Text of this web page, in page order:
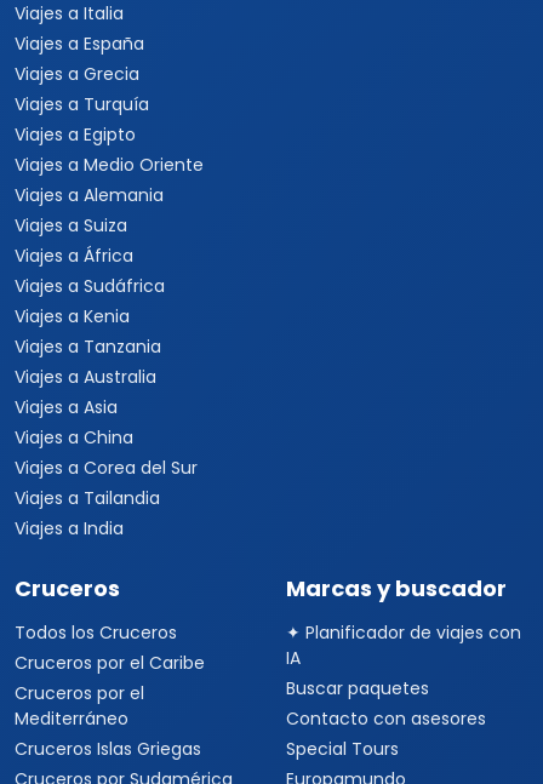
Viajes a Italia
Viajes a España
Viajes a Grecia
Viajes a Turquía
Viajes a Egipto
Viajes a Medio Oriente
Viajes a Alemania
Viajes a Suiza
Viajes a África
Viajes a Sudáfrica
Viajes a Kenia
Viajes a Tanzania
Viajes a Australia
Viajes a Asia
Viajes a China
Viajes a Corea del Sur
Viajes a Tailandia
Viajes a India
Cruceros
Todos los Cruceros
Cruceros por el Caribe
Cruceros por el
Mediterráneo
Cruceros Islas Griegas
Cruceros por Sudamérica
Marcas y buscador
✦ Planificador de viajes con
IA
Buscar paquetes
Contacto con asesores
Special Tours
Europamundo